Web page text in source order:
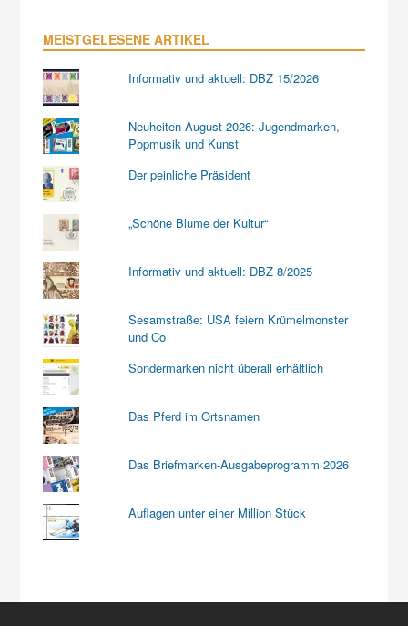
MEISTGELESENE ARTIKEL
Informativ und aktuell: DBZ 15/2026
Neuheiten August 2026: Jugendmarken,
Popmusik und Kunst
Der peinliche Präsident
„Schöne Blume der Kultur“
Informativ und aktuell: DBZ 8/2025
Sesamstraße: USA feiern Krümelmonster
und Co
Sondermarken nicht überall erhältlich
Das Pferd im Ortsnamen
Das Briefmarken-Ausgabeprogramm 2026
Auflagen unter einer Million Stück